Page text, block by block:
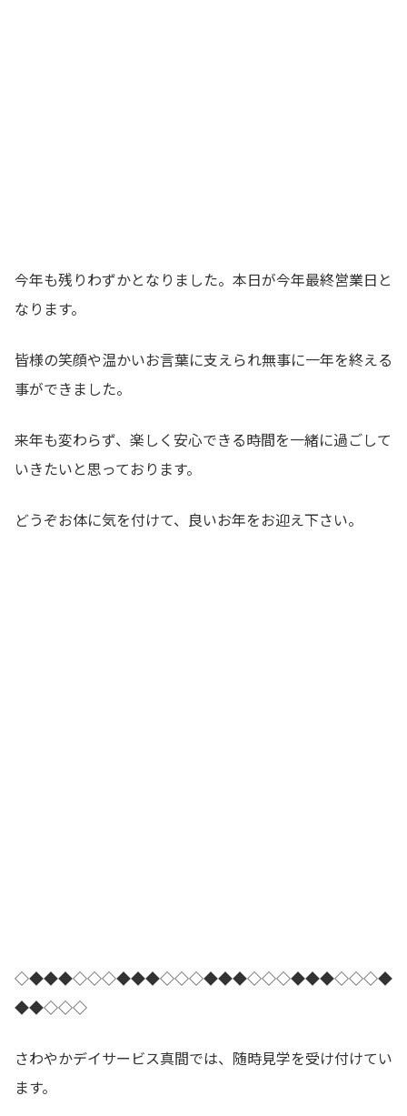
今年も残りわずかとなりました。本日が今年最終営業日と
なります。
皆様の笑顔や温かいお言葉に支えられ無事に一年を終える
事ができました。
来年も変わらず、楽しく安心できる時間を一緒に過ごして
いきたいと思っております。
どうぞお体に気を付けて、良いお年をお迎え下さい。
◇◆◆◆◇◇◇◆◆◆◇◇◇◆◆◆◇◇◇◆◆◆◇◇◇◆
◆◆◇◇◇
さわやかデイサービス真間では、随時見学を受け付けてい
ます。